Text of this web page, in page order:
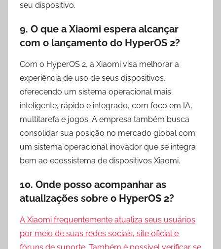
seu dispositivo.
9. O que a Xiaomi espera alcançar
com o lançamento do HyperOS 2?
Com o HyperOS 2, a Xiaomi visa melhorar a
experiência de uso de seus dispositivos,
oferecendo um sistema operacional mais
inteligente, rápido e integrado, com foco em IA,
multitarefa e jogos. A empresa também busca
consolidar sua posição no mercado global com
um sistema operacional inovador que se integra
bem ao ecossistema de dispositivos Xiaomi.
10. Onde posso acompanhar as
atualizações sobre o HyperOS 2?
A Xiaomi frequentemente atualiza seus usuários
por meio de suas redes sociais, site oficial e